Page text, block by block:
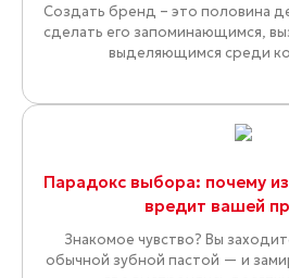
Создать бренд – это половина
сделать его запоминающимся,
выделяющимся среди
Парадокс выбора: почему
вредит вашей
Знакомое чувство? Вы
обычной зубной пастой — и